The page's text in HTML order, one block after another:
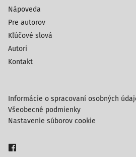
Nápoveda
Pre autorov
Kľúčové slová
Autori
Kontakt
Informácie o spracovaní osobných
Všeobecné podmienky
Nastavenie súborov cookie